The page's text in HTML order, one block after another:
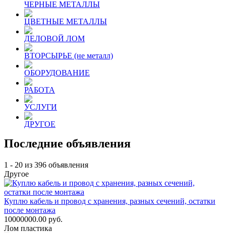
ЧЕРНЫЕ МЕТАЛЛЫ
ЦВЕТНЫЕ МЕТАЛЛЫ
ДЕЛОВОЙ ЛОМ
ВТОРСЫРЬЕ (не металл)
ОБОРУДОВАНИЕ
РАБОТА
УСЛУГИ
ДРУГОЕ
Последние объявления
1 - 20 из 396 объявления
Другое
Куплю кабель и провод с хранения, разных сечений, остатки
после монтажа
10000000.00 руб.
Лом пластика